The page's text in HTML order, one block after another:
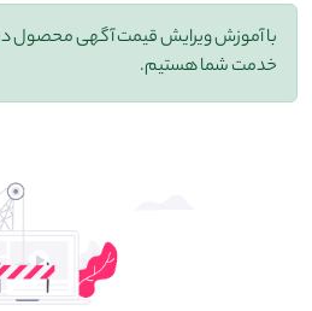
با آموزش ویرایش قیمت آگهی محصول در
خدمت شما هستیم.